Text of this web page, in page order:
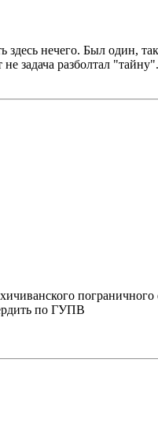
нечего. Был один,
задача разболтал
пограничного
по ГУПВ